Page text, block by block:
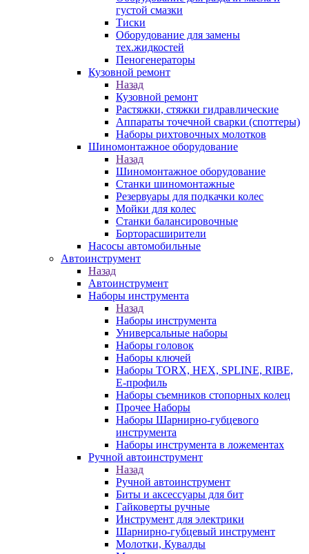
густой смазки
Тиски
Оборудование для замены
тех.жидкостей
Пеногенераторы
Кузовной ремонт
Назад
Кузовной ремонт
Растяжки, стяжки гидравлические
Аппараты точечной сварки (споттеры)
Наборы рихтовочных молотков
Шиномонтажное оборудование
Назад
Шиномонтажное оборудование
Станки шиномонтажные
Резервуары для подкачки колес
Мойки для колес
Станки балансировочные
Борторасширители
Насосы автомобильные
Автоинструмент
Назад
Автоинструмент
Наборы инструмента
Назад
Наборы инструмента
Универсальные наборы
Наборы головок
Наборы ключей
Наборы TORX, HEX, SPLINE, RIBE,
E-профиль
Наборы съемников стопорных колец
Прочее Наборы
Наборы Шарнирно-губцевого
инструмента
Наборы инструмента в ложементах
Ручной автоинструмент
Назад
Ручной автоинструмент
Биты и аксессуары для бит
Гайковерты ручные
Инструмент для электрики
Шарнирно-губцевый инструмент
Молотки, Кувалды